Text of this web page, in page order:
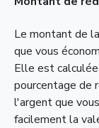
Le montant de
que vous
Elle est
pourcentage de
l'argent que
facilement la